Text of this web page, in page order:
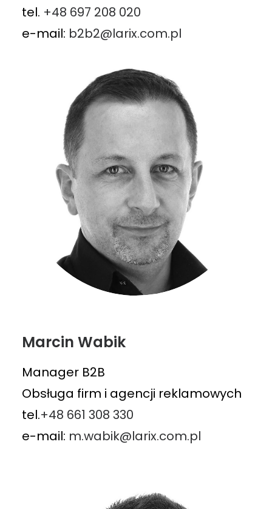
tel. +48 697 208 020
e-mail: b2b2@larix.com.pl
Marcin Wabik
Manager B2B
Obsługa firm i agencji reklamowych
tel.+48 661 308 330
e-mail: m.wabik@larix.com.pl